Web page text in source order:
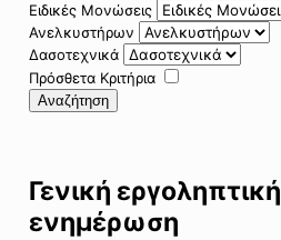
Ειδικές Μονώσεις
Ανελκυστήρων
Δασοτεχνικά
Πρόσθετα Κριτήρια
Αναζήτηση
Γενική εργοληπτική
ενημέρωση